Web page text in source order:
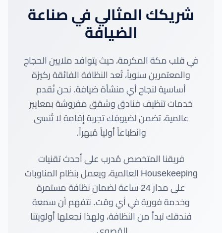
شريكك المثالي في صناعة
الضيافة
في قلب مكة المكرمة، حيث يتوافد ملايين الحجاج
والمعتمرين سنوياً، تُعد النظافة الفائقة ركيزة
أساسية لنجاح أي منشأة ضيافة. نحن نُقدم
خدمات تنظيف فنادق وشقق مفروشة بمعايير
عالمية، تضمن لضيوفك تجربة إقامة لا تُنسى
وانطباعاً أولياً مُبهراً.
فريقنا المتخصص مُدرب على أحدث تقنيات
Housekeeping العالمية، ويعمل بنظام المناوبات
على مدار 24 ساعة لضمان نظافة مستمرة
وخدمة فورية في أي وقت. نتفهم أن سمعة
فندقك تبدأ من النظافة، ولهذا نجعلها أولويتنا